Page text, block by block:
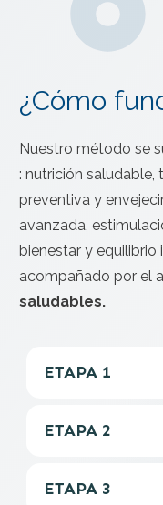
¿Cómo
Nuestro método se
: nutrición saludable,
preventiva y
avanzada,
bienestar y
acompañado por el
saludables.
ETAPA 1
ETAPA 2
ETAPA 3